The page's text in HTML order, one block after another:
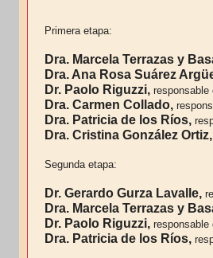
Primera etapa:
Dra. Marcela Terrazas y
Dra. Ana Rosa Suárez
Dr. Paolo Riguzzi, responsable
Dra. Carmen Collado,
Dra. Patricia de los Ríos,
Dra. Cristina González Ortiz,
Segunda etapa:
Dr. Gerardo Gurza Lavalle,
Dra. Marcela Terrazas y
Dr. Paolo Riguzzi, responsable
Dra. Patricia de los Ríos,